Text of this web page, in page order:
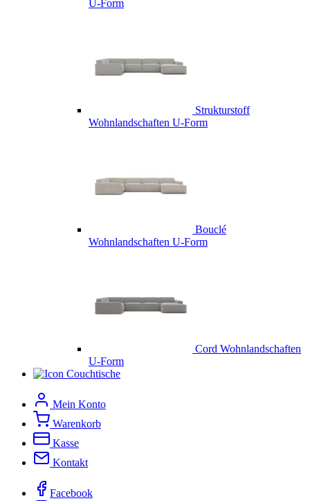
U-Form
Strukturstoff
Wohnlandschaften U-Form
Bouclé
Wohnlandschaften U-Form
Cord Wohnlandschaften
U-Form
Couchtische
Mein Konto
Warenkorb
Kasse
Kontakt
Facebook